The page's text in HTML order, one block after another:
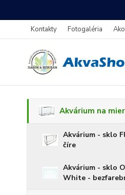
Kontakty Fotogaléria
Akvárium na
Akvárium - sklo
číre
Akvárium - sklo
White -